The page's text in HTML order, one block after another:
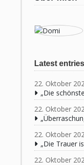
Latest entries
22. Oktober
„Die
22. Oktober
22. Oktober
„Die Trauer
22. Oktober